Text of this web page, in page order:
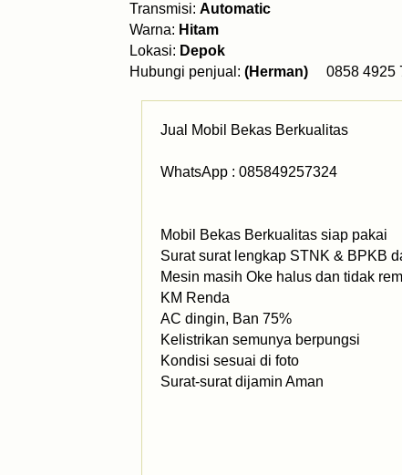
Transmisi: Automatic
Warna: Hitam
Lokasi: Depok
Hubungi penjual: (Herman) 0858
Jual Mobil Bekas Berkualitas
WhatsApp : 085849257324
Mobil Bekas Berkualitas siap pakai
Surat surat lengkap STNK & BPKB
Mesin masih Oke halus dan tidak
KM Renda
AC dingin, Ban 75%
Kelistrikan semunya berpungsi
Kondisi sesuai di foto
Surat-surat dijamin Aman